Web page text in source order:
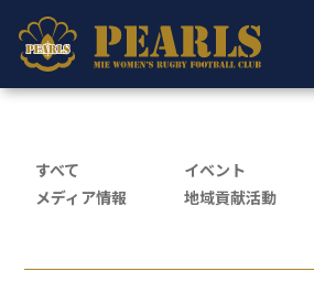
すべて イベント
メディア情報
地域貢献活動